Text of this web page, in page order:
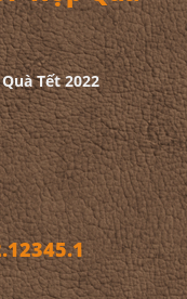
Tết 2022